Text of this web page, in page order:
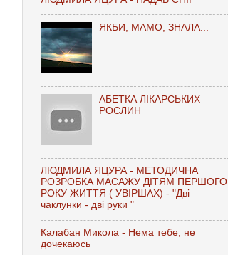
ЯКБИ, МАМО, ЗНАЛА...
АБЕТКА ЛІКАРСЬКИХ
РОСЛИН
ЛЮДМИЛА ЯЦУРА - МЕТОДИЧНА
РОЗРОБКА МАСАЖУ ДІТЯМ ПЕРШОГО
РОКУ ЖИТТЯ ( УВІРШАХ) - "Дві
чаклунки - дві руки "
Калабан Микола - Нема тебе, не
дочекаюсь